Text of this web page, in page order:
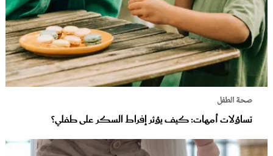
صحة الطفل
تساؤلات أمهات: كيف يؤثر إفراط السكر على طفلي؟